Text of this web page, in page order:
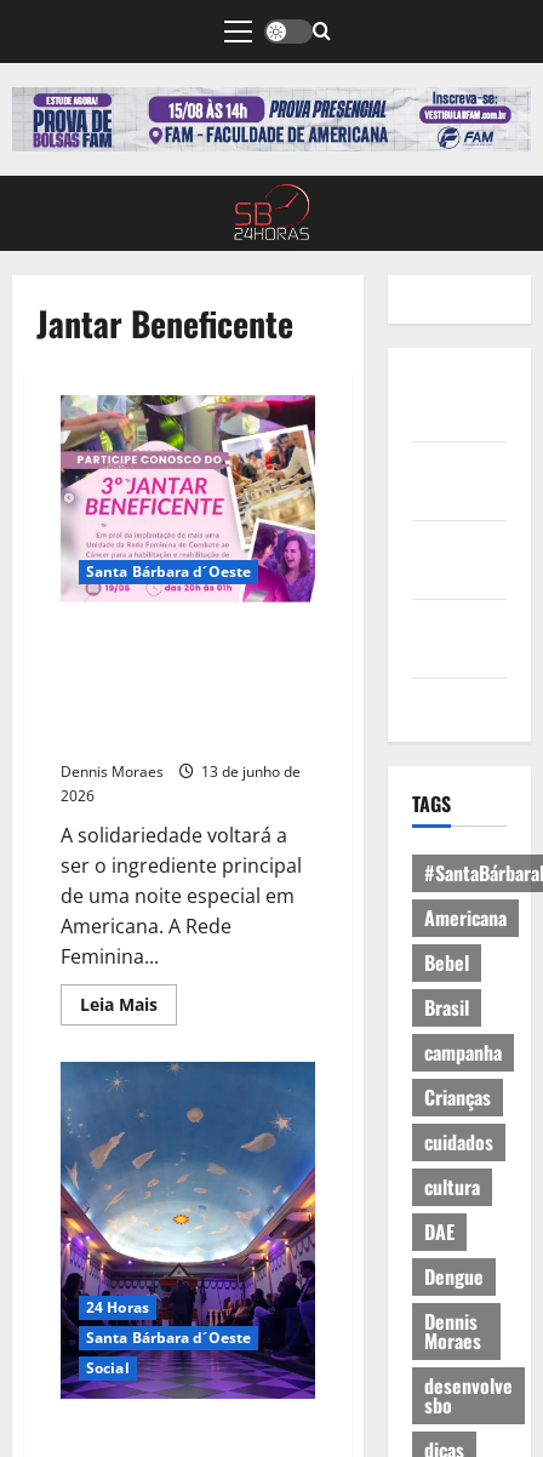
Jantar Beneficente
Santa Bárbara d´Oeste
Dennis Moraes
13 de junho de
2026
A solidariedade voltará a
ser o ingrediente principal
de uma noite especial em
Americana. A Rede
Feminina...
Leia Mais
24 Horas
Santa Bárbara d´Oeste
Social
TAGS
Americana
Bebel
Brasil
campanha
Crianças
cuidados
cultura
DAE
Dengue
Dennis
Moraes
desenvolve
sbo
dicas